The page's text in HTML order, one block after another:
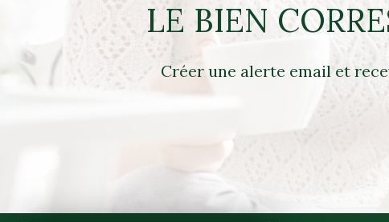
LE BIEN
Créer une alerte email et